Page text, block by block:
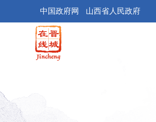
中国政府网 山西省人民政府